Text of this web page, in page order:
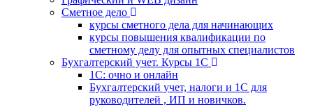
Сметное дело
курсы сметного дела для начинающих
курсы повышения квалификации по
сметному делу для опытных специалистов
Бухгалтерский учет. Курсы 1С
1С: очно и онлайн
Бухгалтерский учет, налоги и 1С для
руководителей , ИП и новичков.